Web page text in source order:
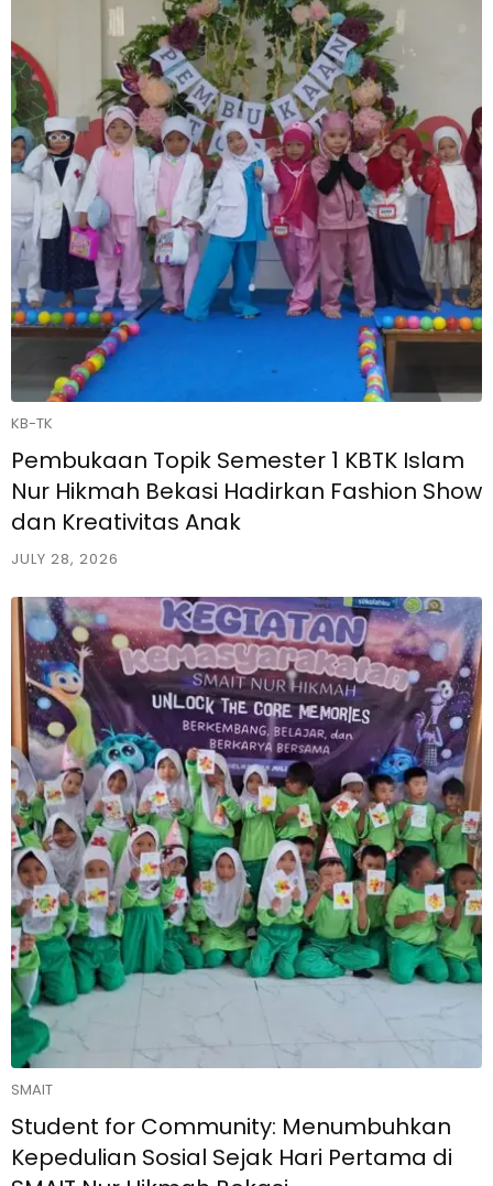
KB-TK
Pembukaan Topik Semester 1 KBTK Islam
Nur Hikmah Bekasi Hadirkan Fashion Show
dan Kreativitas Anak
JULY 28, 2026
SMAIT
Student for Community: Menumbuhkan
Kepedulian Sosial Sejak Hari Pertama di